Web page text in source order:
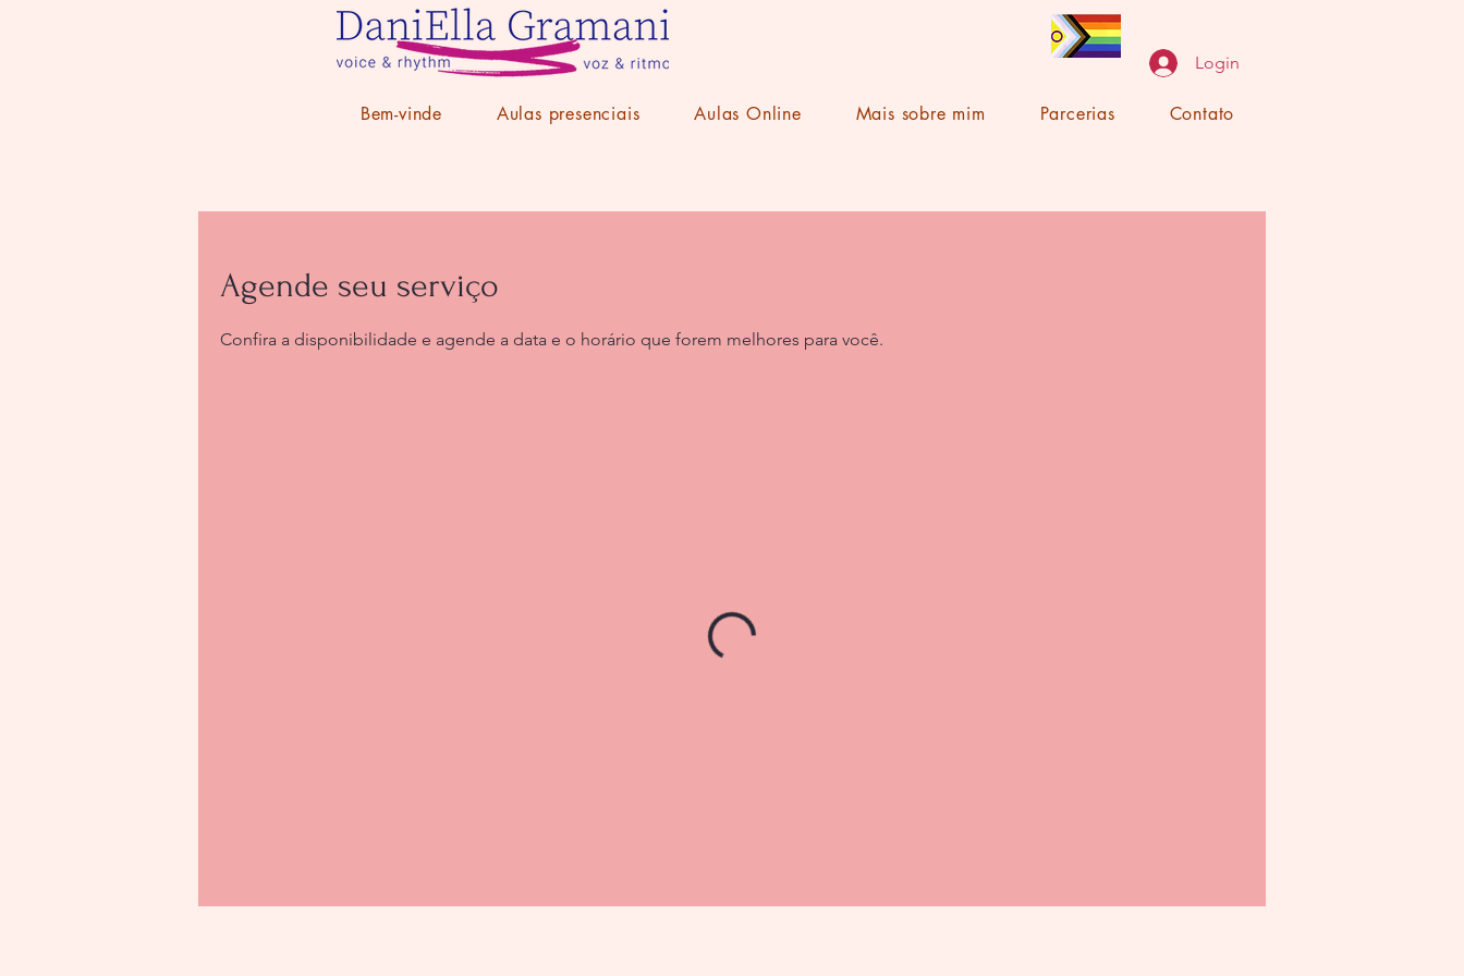
Login
Bem-vinde Aulas presenciais Aulas Online Mais sobre mim Parcerias Contato
Agende seu serviço
Confira a disponibilidade e agende a data e o horário que forem melhores para você.